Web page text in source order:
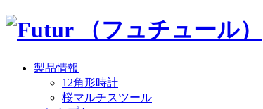
製品情報
12角形時計
桜マルチスツール